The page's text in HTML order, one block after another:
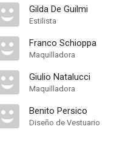
Gilda De Guilmi
Estilista
Franco Schioppa
Maquilladora
Giulio Natalucci
Maquilladora
Benito Persico
Diseño de Vestuario